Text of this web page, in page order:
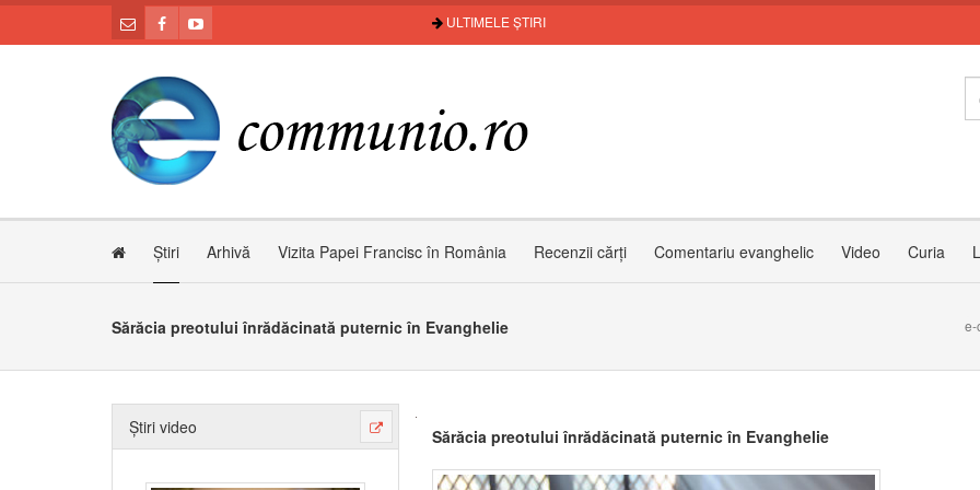
ULTIMELE ȘTIRI
Știri Arhivă Vizita Papei Francisc în România Recenzii cărți Comentariu evanghelic Video Curia
Sărăcia preotului înrădăcinată puternic în Evanghelie e-
Știri video Sărăcia preotului înrădăcinată puternic în Evanghelie